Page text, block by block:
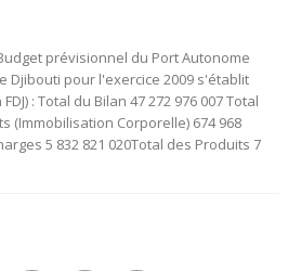
prévisionnel du Port Autonome
Djibouti pour l'exercice 2009 s'établit
: Total du Bilan 47 272 976 007 Total
(Immobilisation Corporelle) 674 968
5 832 821 020Total des Produits 7